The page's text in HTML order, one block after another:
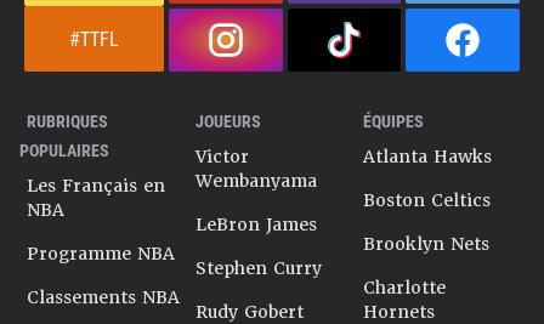
#TTFL
RUBRIQUES
POPULAIRES
Les Français en
NBA
Programme NBA
Classements NBA
JOUEURS
Victor
Wembanyama
LeBron James
Stephen Curry
Rudy Gobert
ÉQUIPES
Atlanta Hawks
Boston Celtics
Brooklyn Nets
Charlotte
Hornets